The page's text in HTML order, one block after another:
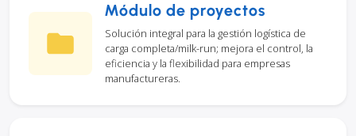
Módulo de proyectos
Solución integral para la gestión logística de
carga completa/milk-run; mejora el control, la
eficiencia y la flexibilidad para empresas
manufactureras.